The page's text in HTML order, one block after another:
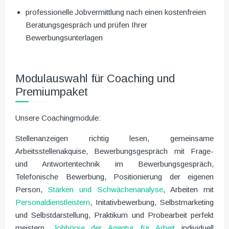
professionelle Jobvermittlung nach einen kostenfreien
Beratungsgespräch und prüfen Ihrer
Bewerbungsunterlagen
Modulauswahl für Coaching und
Premiumpaket
Unsere Coachingmodule:
Stellenanzeigen richtig lesen, gemeinsame
Arbeitsstellenakquise, Bewerbungsgespräch mit Frage-
und Antwortentechnik im Bewerbungsgespräch,
Telefonische Bewerbung, Positionierung der eigenen
Person,Stärken und Schwächenanalyse, Arbeiten mit
Personaldienstleistern, Initativbewerbung, Selbstmarketing
und Selbstdarstellung, Praktikum und Probearbeit perfekt